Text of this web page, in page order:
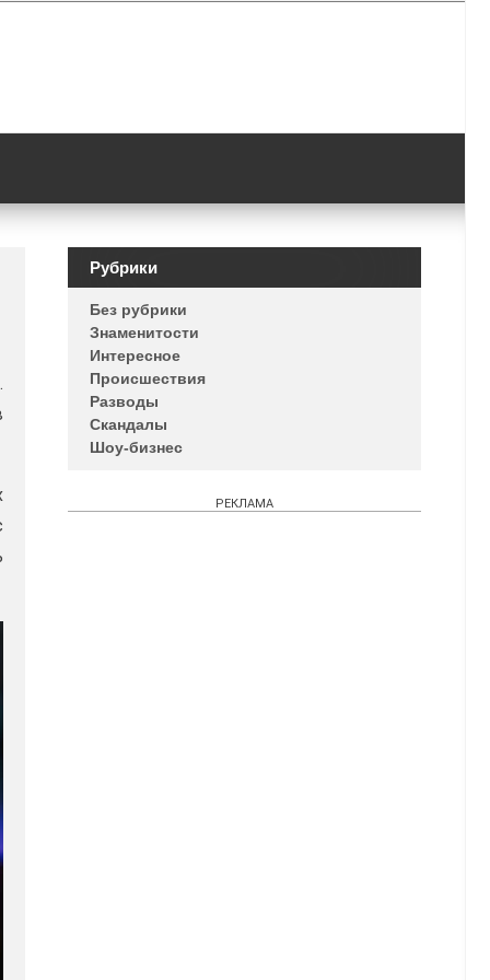
Рубрики
Без рубрики
Знаменитости
Интересное
Происшествия
Разводы
Скандалы
Шоу-бизнес
РЕКЛАМА